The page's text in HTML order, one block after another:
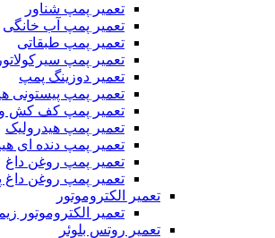
تعمیر پمپ شناور
تعمیر پمپ آب خانگی
تعمیر پمپ طبقاتی
تعمیر پمپ سیرکولاتور
تعمیر دوزینگ پمپ
تعمیر پمپ پیستونی
تعمیر پمپ کف کش
تعمیر پمپ هیدرولیک
تعمیر پمپ دنده ای
تعمیر پمپ روغن داغ
تعمیر پمپ روغن داغ
تعمیر الکتروموتور
تعمیر الکتروموتور
تعمیر روتس بلوئر